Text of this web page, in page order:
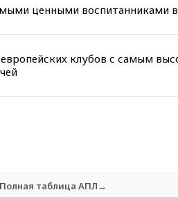
ценными воспитанниками
клубов с самым
Полная таблица АПЛ→